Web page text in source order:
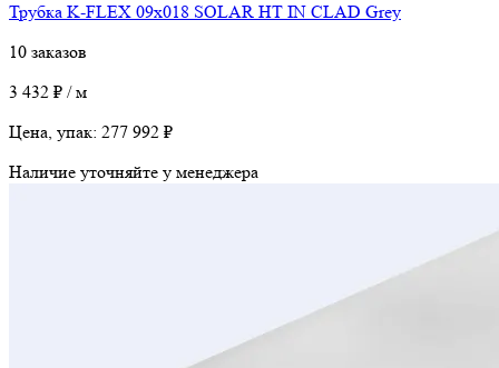
Трубка K-FLEX 09x018 SOLAR HT IN CLAD Grey
10 заказов
3 432 ₽ / м
Цена, упак: 277 992 ₽
Наличие уточняйте у менеджера